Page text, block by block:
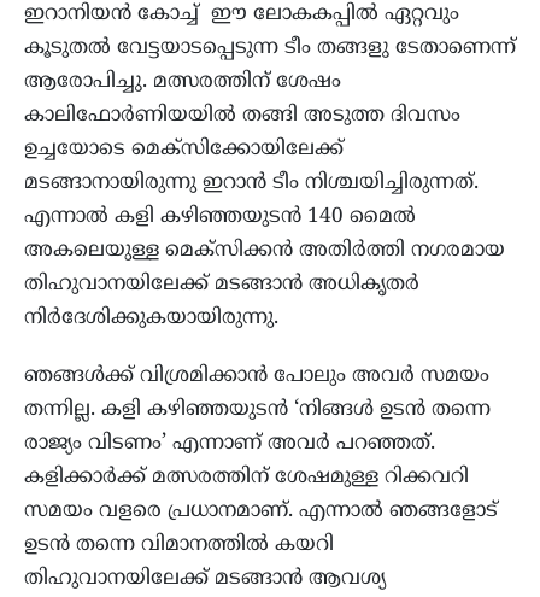
ഇറാനിയന്‍ കോച്ച് ഈ ലോകകപ്പില്‍ ഏറ്റവും
കൂടുതല്‍ വേട്ടയാടപ്പെടുന്ന ടീം തങ്ങളു ടേതാണെന്ന്
ആരോപിച്ചു. മത്സരത്തിന് ശേഷം
കാലിഫോര്‍ണിയയില്‍ തങ്ങി അടുത്ത ദിവസം
ഉച്ചയോടെ മെക്‌സിക്കോയിലേക്ക്
മടങ്ങാനായിരുന്നു ഇറാന്‍ ടീം നിശ്ചയിച്ചിരുന്നത്.
എന്നാല്‍ കളി കഴിഞ്ഞയുടന്‍ 140 മൈല്‍
അകലെയുള്ള മെക്‌സിക്കന്‍ അതിര്‍ത്തി നഗരമായ
തിഹുവാനയിലേക്ക് മടങ്ങാന്‍ അധികൃതര്‍
നിര്‍ദേശിക്കുകയായിരുന്നു.
ഞങ്ങള്‍ക്ക് വിശ്രമിക്കാന്‍ പോലും അവര്‍ സമയം
തന്നില്ല. കളി കഴിഞ്ഞയുടന്‍ ‘നിങ്ങള്‍ ഉടന്‍ തന്നെ
രാജ്യം വിടണം’ എന്നാണ് അവര്‍ പറഞ്ഞത്.
കളിക്കാര്‍ക്ക് മത്സരത്തിന് ശേഷമുള്ള റിക്കവറി
സമയം വളരെ പ്രധാനമാണ്. എന്നാല്‍ ഞങ്ങളോട്
ഉടന്‍ തന്നെ വിമാനത്തില്‍ കയറി
തിഹുവാനയിലേക്ക് മടങ്ങാന്‍ ആവശ്യ